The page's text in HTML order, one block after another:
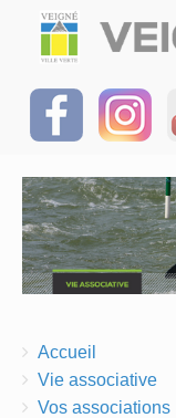
Breadcrumbs
You
are
here:
Accueil
Vie associative
Vos associations